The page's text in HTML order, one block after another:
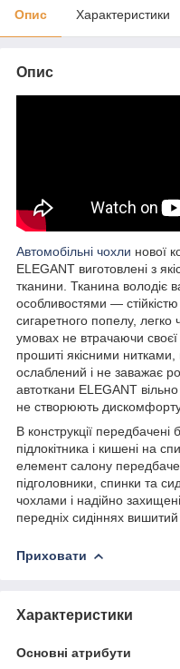
Опис Характеристики
Опис
Автомобільні чохли нової
ELEGANT виготовлені з
тканини. Тканина володіє
особливостями —
сигаретного попелу, легко
умовах не втрачаючи
прошиті якісними
ослаблений і не заважає
автоткани ELEGANT
не створюють
В конструкції
підлокітника і кишені на
елемент салону
підголовники, спинки та
чохлами і надійно
передніх сидіннях
Приховати
Характеристики
Основні атрибути